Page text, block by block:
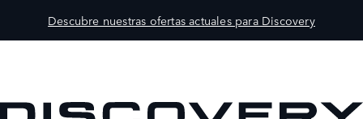
Descubre nuestras ofertas actuales para Discovery